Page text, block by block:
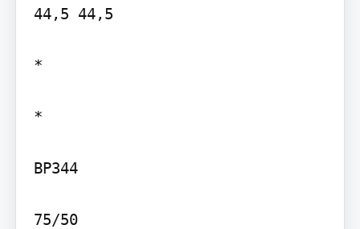
44,5 44,5
*
*
BP344
75/50